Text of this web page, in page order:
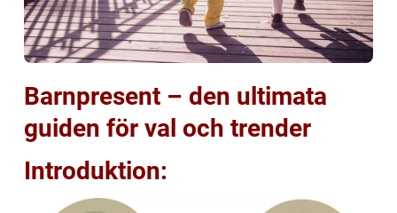
Barnpresent – den ultimata
guiden för val och trender
Introduktion: